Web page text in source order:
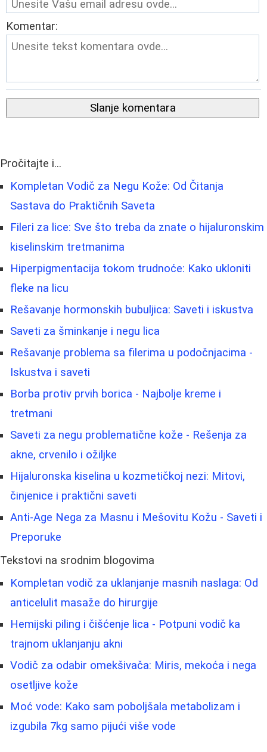
Komentar:
Slanje komentara
Pročitajte i...
Kompletan Vodič za Negu Kože: Od Čitanja
Sastava do Praktičnih Saveta
Fileri za lice: Sve što treba da znate o hijaluronskim
kiselinskim tretmanima
Hiperpigmentacija tokom trudnoće: Kako ukloniti
fleke na licu
Rešavanje hormonskih bubuljica: Saveti i iskustva
Saveti za šminkanje i negu lica
Rešavanje problema sa filerima u podočnjacima -
Iskustva i saveti
Borba protiv prvih borica - Najbolje kreme i
tretmani
Saveti za negu problematične kože - Rešenja za
akne, crvenilo i ožiljke
Hijaluronska kiselina u kozmetičkoj nezi: Mitovi,
činjenice i praktični saveti
Anti-Age Nega za Masnu i Mešovitu Kožu - Saveti i
Preporuke
Tekstovi na srodnim blogovima
Kompletan vodič za uklanjanje masnih naslaga: Od
anticelulit masaže do hirurgije
Hemijski piling i čišćenje lica - Potpuni vodič ka
trajnom uklanjanju akni
Vodič za odabir omekšivača: Miris, mekoća i nega
osetljive kože
Moć vode: Kako sam poboljšala metabolizam i
izgubila 7kg samo pijući više vode